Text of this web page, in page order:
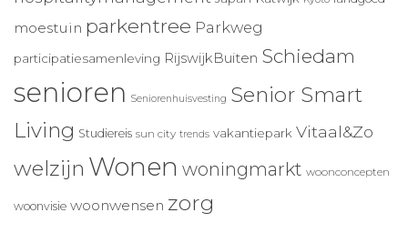
moestuin parkentree Parkweg
participatiesamenleving RijswijkBuiten Schiedam
senioren Seniorenhuisvesting Senior Smart
Living Studiereis sun city trends vakantiepark Vitaal&Zo
welzijn Wonen woningmarkt woonconcepten
woonvisie woonwensen zorg